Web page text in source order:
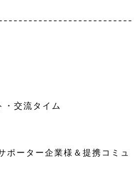
交流タイム
ポーター企業様＆提携コミュ